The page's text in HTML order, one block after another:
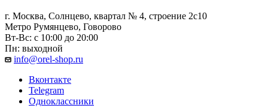
г. Москва, Солнцево, квартал № 4, строение 2с10
Метро Румянцево, Говорово
Вт-Вс: с 10:00 до 20:00
Пн: выходной
info@orel-shop.ru
Вконтакте
Telegram
Одноклассники